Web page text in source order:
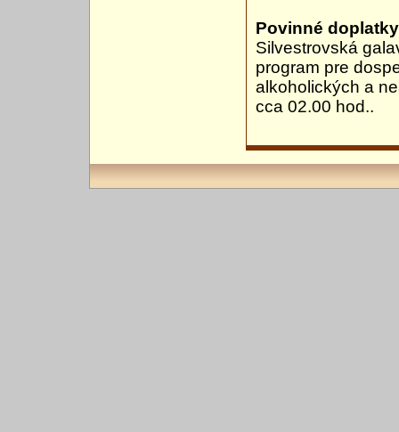
Povinné
Silvestrovská
program pre
alkoholických a
cca 02.00 hod..